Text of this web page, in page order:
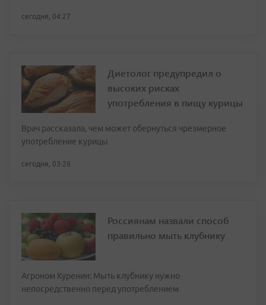
сегодня, 04:27
Диетолог предупредил о
высоких рисках
употребления в пищу курицы
Врач рассказала, чем может обернуться чрезмерное
употребление курицы
сегодня, 03:26
Россиянам назвали способ
правильно мыть клубнику
Агроном Куренин: Мыть клубнику нужно
непосредственно перед употреблением